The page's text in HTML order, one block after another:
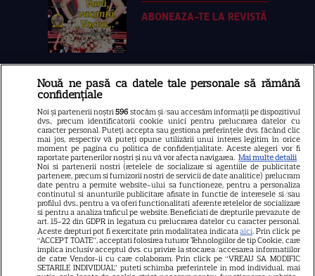
ABONEAZA-TE LA REVISTĂ
Libertatea
Libertatea pentru femei
GSP
Știri mondene
Avantaje
Elle
Unica
Retete practice
Nouă ne pasă ca datele tale personale să rămână
confidențiale
Noi și partenerii noștri596 stocăm și/sau accesăm informații pe dispozitivul
dvs., precum identificatorii cookie unici pentru prelucrarea datelor cu
caracter personal. Puteți accepta sau gestiona preferințele dvs. făcând clic
mai jos, respectiv vă puteți opune utilizării unui interes legitim în orice
moment pe pagina cu politica de confidențialitate. Aceste alegeri vor fi
raportate partenerilor noștri și nu vă vor afecta navigarea. Mai multe detalii
Noi si partenerii nostri (retelele de socializare si agentiile de publicitate
partenere, precum si furnizorii nostri de servicii de date analitice) prelucram
date pentru a permite website-ului sa functioneze, pentru a personaliza
continutul si anunturile publicitare afisate in functie de interesele si/sau
profilul dvs., pentru a va oferi functionalitati aferente retelelor de socializare
si pentru a analiza traficul pe website. Beneficiati de drepturile prevazute de
art. 15-22 din GDPR in legatura cu prelucrarea datelor cu caracter personal.
Aceste drepturi pot fi exercitate prin modalitatea indicataaici. Prin click pe
“ACCEPT TOATE”, acceptati folosirea tuturor Tehnologiilor de tip Cookie, care
implica inclusiv acceptul dvs. cu privire la stocarea/accesarea informatiilor
de catre Vendor-ii cu care colaboram. Prin click pe “VREAU SA MODIFIC
SETARILE INDIVIDUAL” puteti schimba preferintele in mod individual, mai